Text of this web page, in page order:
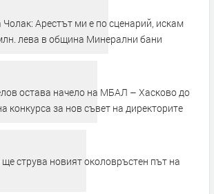
Арестът ми е по сценарий, искам
лева в община Минерални бани
остава начело на МБАЛ – Хасково до
конкурса за нов съвет на директорите
струва новият околовръстен път на